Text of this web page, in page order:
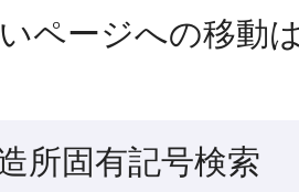
ページへの移動
所固有記号検索